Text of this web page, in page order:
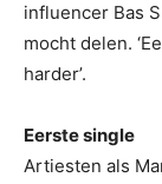
influencer Bas
mocht delen.
harder’.
Eerste single
Artiesten als